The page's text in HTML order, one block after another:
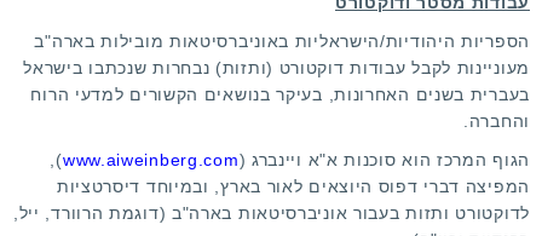
הספריות היהודיות/הישראליות באוניברסיטאות מובילות בארה"ב
מעוניינות לקבל עבודות דוקטורט (ותזות) נבחרות שנכתבו בישראל
בעברית בשנים האחרונות, בעיקר בנושאים הקשורים למדעי הרוח
והחברה.
הגוף המרכז הוא סוכנות א"א ויינברג (www.aiweinberg.com
),
המפיצה דברי דפוס היוצאים לאור בארץ, ובמיוחד דיסרטציות
לדוקטורט ותזות בעבור אוניברסיטאות בארה"ב (דוגמת הרוורד, ייל,